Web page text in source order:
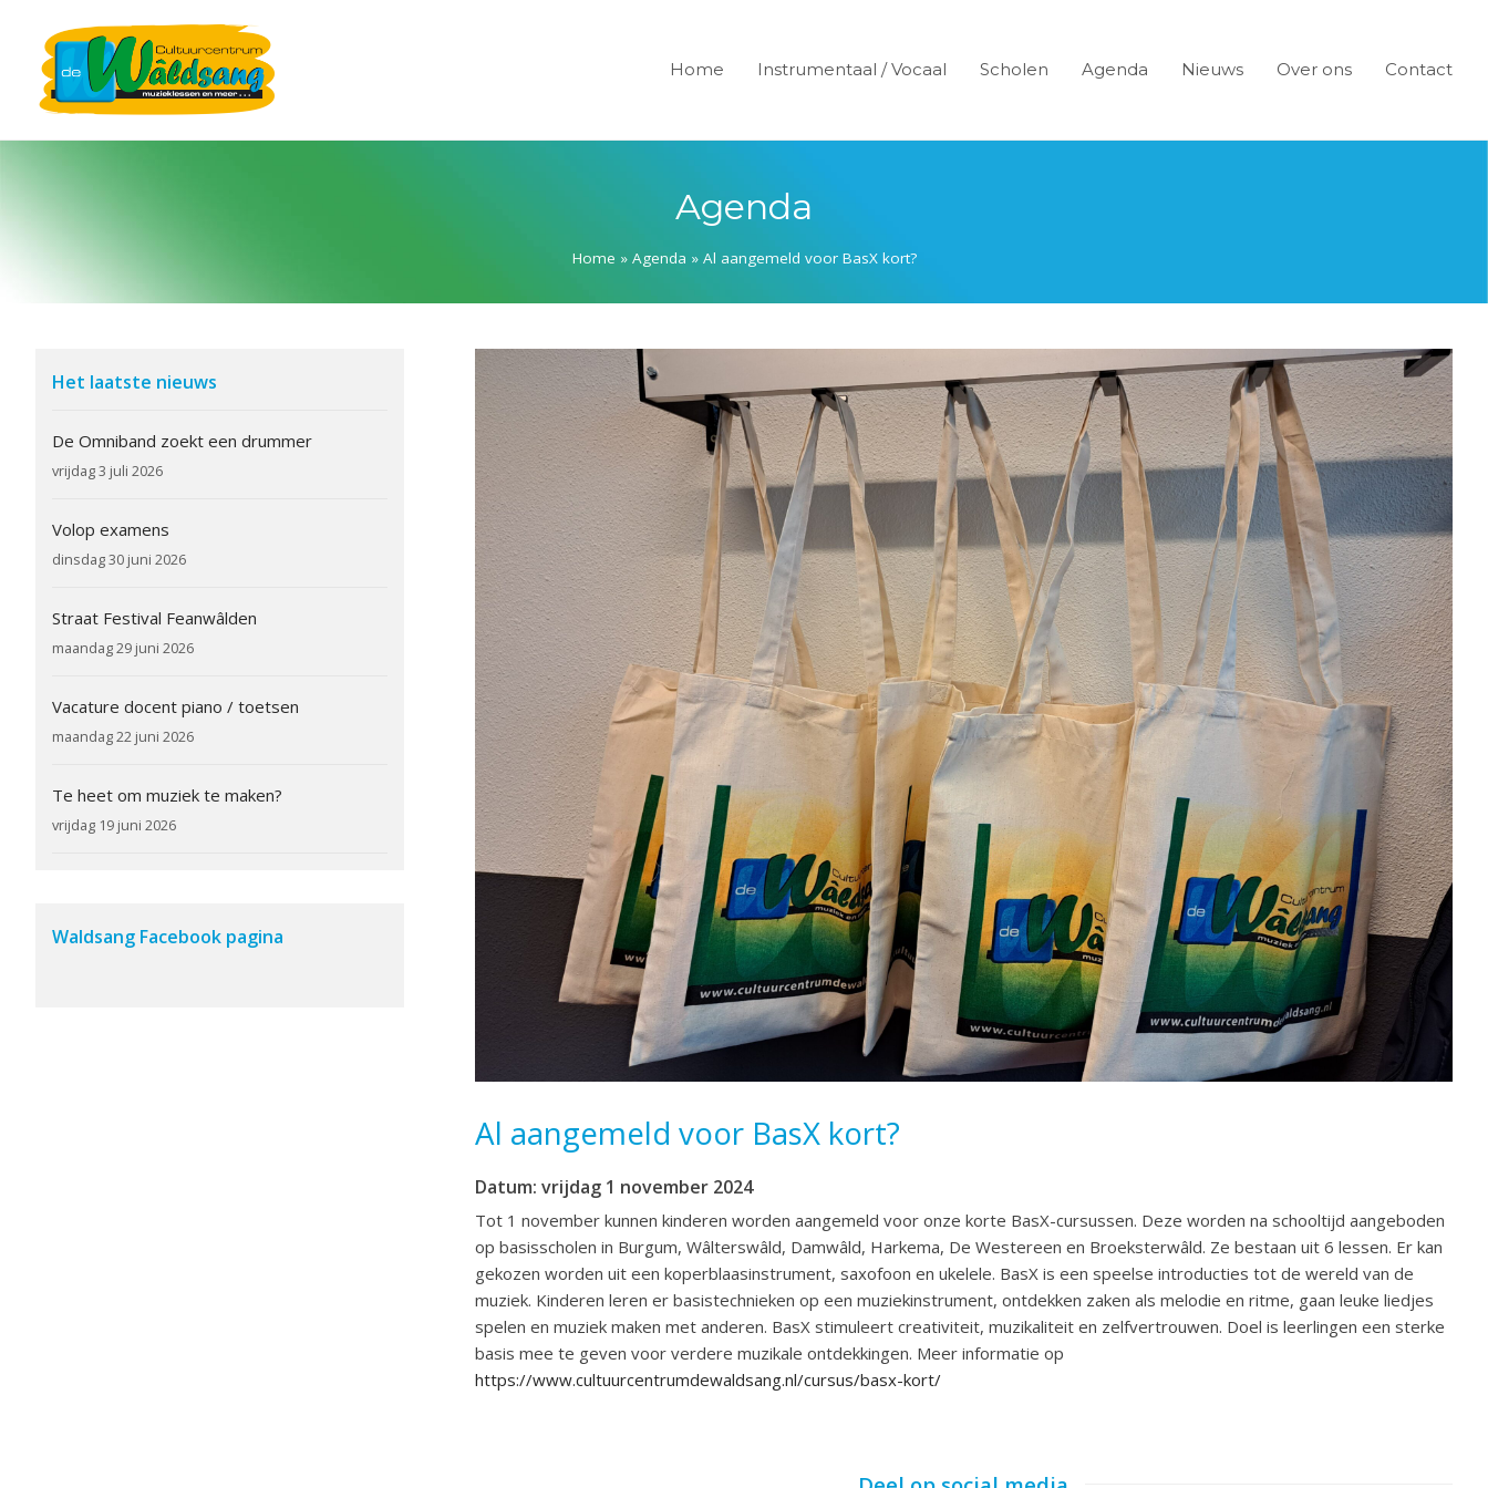
Home Instrumentaal / Vocaal Scholen Agenda Nieuws Over ons Contact
Agenda
Home » Agenda » Al aangemeld voor BasX kort?
Al aangemeld voor BasX kort?
Datum: vrijdag 1 november 2024
Tot 1 november kunnen kinderen worden aangemeld voor onze korte BasX-cursussen. Deze worden na schooltijd aangeboden
op basisscholen in Burgum, Wâlterswâld, Damwâld, Harkema, De Westereen en Broeksterwâld. Ze bestaan uit 6 lessen. Er kan
gekozen worden uit een koperblaasinstrument, saxofoon en ukelele. BasX is een speelse introducties tot de wereld van de
muziek. Kinderen leren er basistechnieken op een muziekinstrument, ontdekken zaken als melodie en ritme, gaan leuke liedjes
spelen en muziek maken met anderen. BasX stimuleert creativiteit, muzikaliteit en zelfvertrouwen. Doel is leerlingen een sterke
basis mee te geven voor verdere muzikale ontdekkingen. Meer informatie op
https://www.cultuurcentrumdewaldsang.nl/cursus/basx-kort/
Het laatste nieuws
De Omniband zoekt een drummer
vrijdag 3 juli 2026
Volop examens
dinsdag 30 juni 2026
Straat Festival Feanwâlden
maandag 29 juni 2026
Vacature docent piano / toetsen
maandag 22 juni 2026
Te heet om muziek te maken?
vrijdag 19 juni 2026
Waldsang Facebook pagina